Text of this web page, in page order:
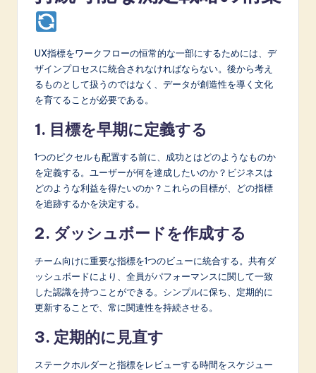
UX指標をワークフローの恒常的な一部にするためには、デ
ザインプロセスに統合されなければならない。後から考え
るものとして扱うのではなく、データが創造性を導く文化
を育てることが必要である。
1. 目標を早期に定義する
1つのピクセルも配置する前に、成功とはどのようなものか
を定義する。ユーザーが何を達成したいのか？ビジネスは
どのような利益を得たいのか？これらの目標が、どの指標
を追跡するかを決定する。
2. ダッシュボードを作成する
チーム向けに重要な指標を1つのビューに統合する。共有ダ
ッシュボードにより、全員がパフォーマンスに関して一致
した認識を持つことができる。シンプルに保ち、定期的に
更新することで、常に関連性を持続させる。
3. 定期的に見直す
ステークホルダーと指標をレビューする時間をスケジュー